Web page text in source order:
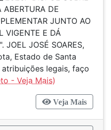
ABERTURA DE
JUNTO AO
VIGENTE E DÁ
JOEL JOSÉ SOARES,
Estado de Santa
legais, faço
Veja Mais